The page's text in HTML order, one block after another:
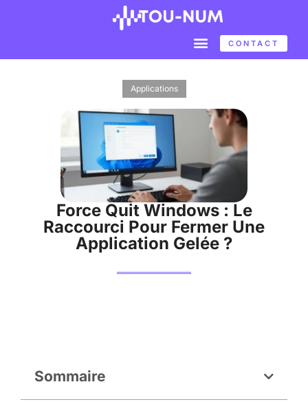
CONTACT
Applications
Force Quit Windows : Le
Raccourci Pour Fermer Une
Application Gelée ?
Sommaire